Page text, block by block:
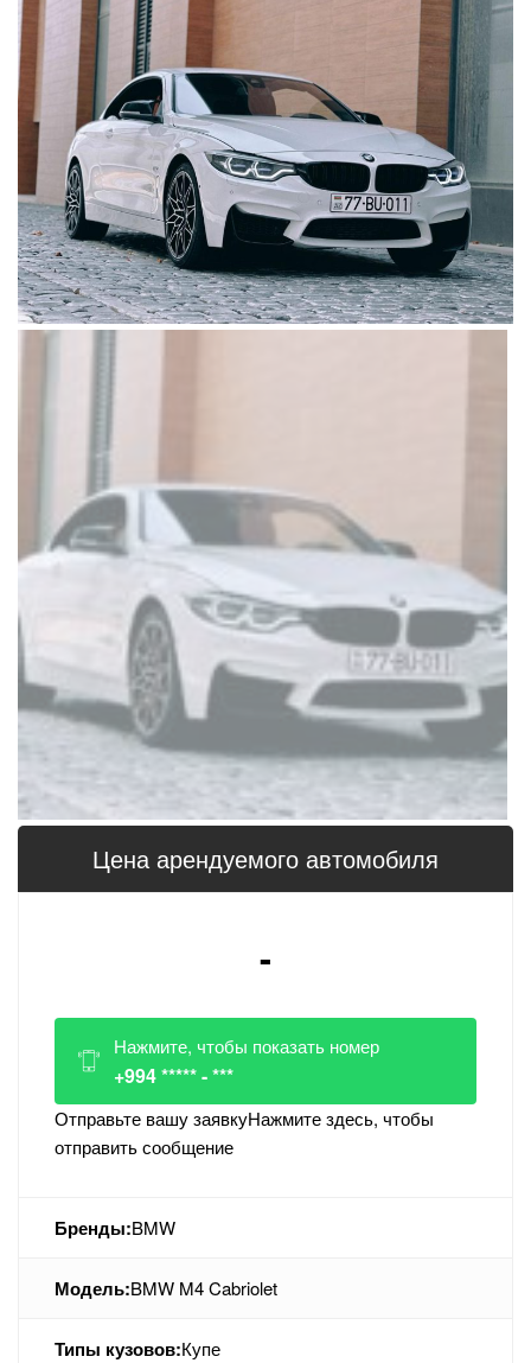
Цена арендуемого автомобиля
-
Нажмите, чтобы показать номер
+994 ***** - ***
Отправьте вашу заявкуНажмите здесь, чтобы
отправить сообщение
Бренды:BMW
Модель:BMW M4 Cabriolet
Типы кузовов:Купе